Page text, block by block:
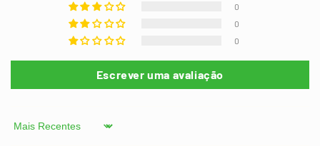
0
0
0
Escrever uma avaliação
Sort by